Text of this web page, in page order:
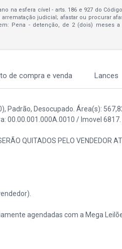
na esfera cível - arts. 186 e 927 do
judicial; afastar ou procurar
Pena - detenção, de 2 (dois) meses
de compra e venda Lances
Padrão, Desocupado. Área(s):
00.00.001.000A.0010 / Imovel 6817.
QUITADOS PELO VENDEDOR
agendadas com a Mega